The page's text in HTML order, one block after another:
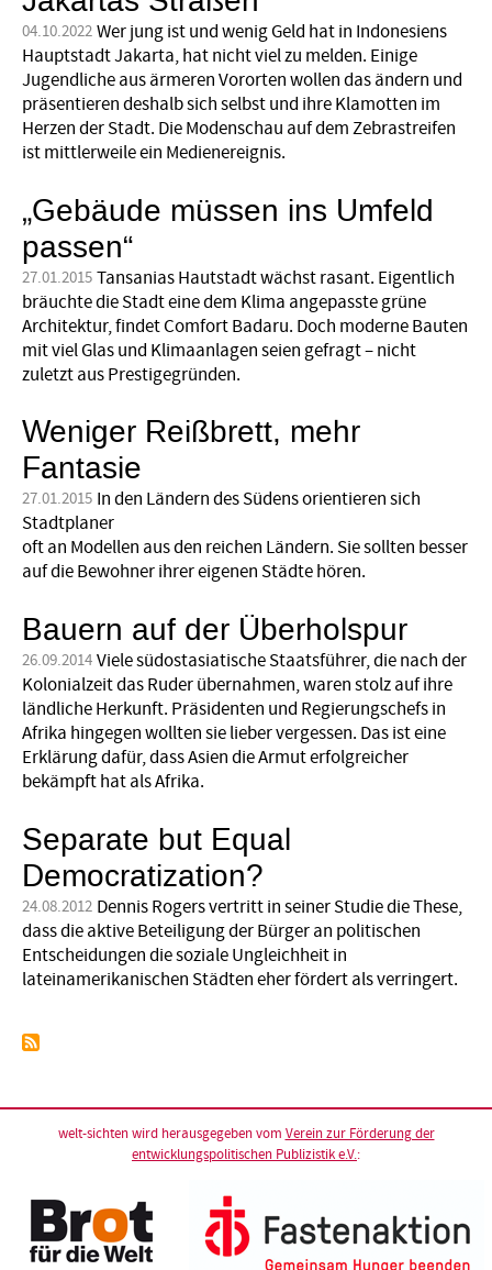
04.10.2022 Wer jung ist und wenig Geld hat in Indonesiens
Hauptstadt Jakarta, hat nicht viel zu melden. Einige
Jugendliche aus ärmeren Vororten wollen das ändern und
präsentieren deshalb sich selbst und ihre Klamotten im
Herzen der Stadt. Die Modenschau auf dem Zebrastreifen
ist mittlerweile ein Medienereignis.
„Gebäude müssen ins Umfeld
passen“
27.01.2015 Tansanias Hautstadt wächst rasant. Eigentlich
bräuchte die Stadt eine dem Klima angepasste grüne
Architektur, findet Comfort Badaru. Doch moderne Bauten
mit viel Glas und Klimaanlagen seien gefragt – nicht
zuletzt aus Prestigegründen.
Weniger Reißbrett, mehr
Fantasie
27.01.2015 In den Ländern des Südens orientieren sich
Stadtplaner
oft an Modellen aus den reichen Ländern. Sie sollten besser
auf die Bewohner ihrer eigenen Städte hören.
Bauern auf der Überholspur
26.09.2014 Viele südostasiatische Staatsführer, die nach der
Kolonialzeit das Ruder übernahmen, waren stolz auf ihre
ländliche Herkunft. Präsidenten und Regierungschefs in
Afrika hingegen wollten sie lieber vergessen. Das ist eine
Erklärung dafür, dass Asien die Armut erfolgreicher
bekämpft hat als Afrika.
Separate but Equal
Democratization?
24.08.2012 Dennis Rogers vertritt in seiner Studie die These,
dass die aktive Beteiligung der Bürger an politischen
Entscheidungen die soziale Ungleichheit in
lateinamerikanischen Städten eher fördert als verringert.
welt-sichten wird herausgegeben vom Verein zur Förderung der
entwicklungspolitischen Publizistik e.V.: